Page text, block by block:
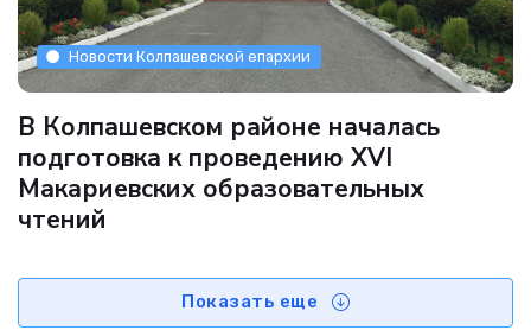
Новости Колпашевской епархии
В Колпашевском районе началась
подготовка к проведению XVI
Макариевских образовательных
чтений
Показать еще